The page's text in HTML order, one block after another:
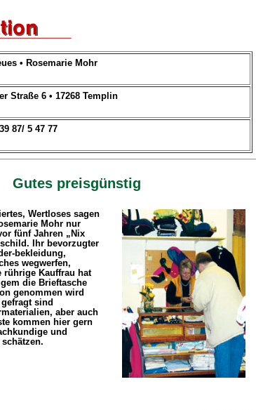
• Rosemarie Mohr
Straße 6 • 17268 Templin
87/ 5 47 77
Gutes preisgünstig
Wertloses sagen
Mohr nur
fünf Jahren „Nix
Ihr bevorzugter
bekleidung,
wegwerfen,
rührige Kauffrau hat
die Brieftasche
genommen wird
sind
aber auch
kommen hier gern
und